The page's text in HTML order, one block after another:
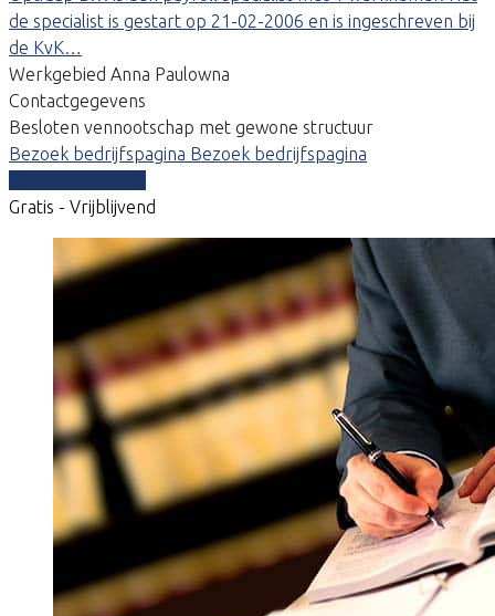
de specialist is gestart op 21-02-2006 en is ingeschreven bij
de KvK…
Werkgebied Anna Paulowna
Contactgegevens
Besloten vennootschap met gewone structuur
Bezoek bedrijfspagina Bezoek bedrijfspagina
Gratis - Vrijblijvend